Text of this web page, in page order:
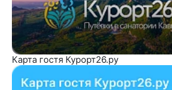
Карта гостя Курорт26.ру